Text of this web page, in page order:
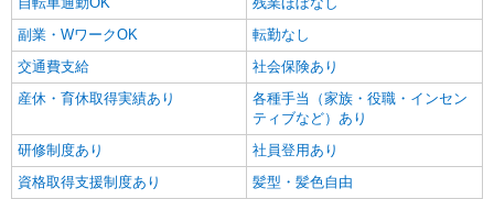
副業・WワークOK
転勤なし
交通費支給
社会保険あり
産休・育休取得実績あり
各種手当（家族・役職・インセン
ティブなど）あり
研修制度あり
社員登用あり
資格取得支援制度あり
髪型・髪色自由